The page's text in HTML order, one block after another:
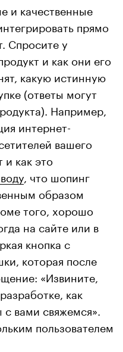
и качественные
прямо
Спросите у
и как они его
какую истинную
(ответы могут
Например,
интернет-
вашего
и как это
, что шопинг
образом
того, хорошо
на сайте или в
кнопка с
которая после
«Извините,
как
вами свяжемся».
пользователем